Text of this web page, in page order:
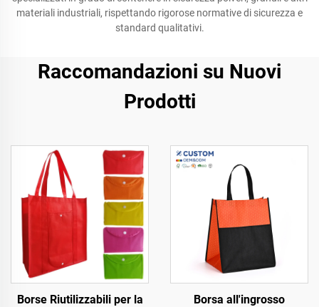
materiali industriali, rispettando rigorose normative di sicurezza e
standard qualitativi.
Raccomandazioni su Nuovi
Prodotti
Borse Riutilizzabili per la
Borsa all'ingrosso